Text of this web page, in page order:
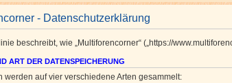
- Datenschutzerklärung
beschreibt, wie „Multiforencorner“ („https://
ART DER DATENSPEICHERUNG
werden auf vier verschiedene Arten gesammelt: